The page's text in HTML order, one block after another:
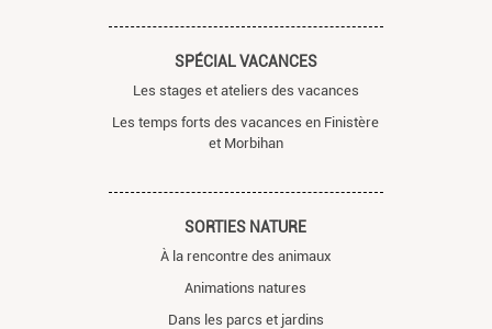
SPÉCIAL VACANCES
Les stages et ateliers des vacances
Les temps forts des vacances en Finistère
et Morbihan
SORTIES NATURE
À la rencontre des animaux
Animations natures
Dans les parcs et jardins